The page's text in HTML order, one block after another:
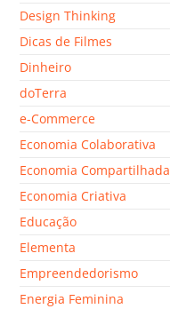
Design Thinking
Dicas de Filmes
Dinheiro
doTerra
e-Commerce
Economia Colaborativa
Economia Compartilhada
Economia Criativa
Educação
Elementa
Empreendedorismo
Energia Feminina